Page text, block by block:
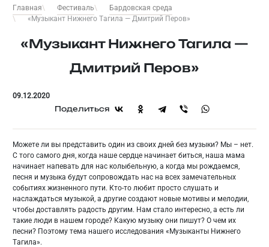
Главная Фестиваль
Бардовская среда
«Музыкант Нижнего Тагила — Дмитрий Перов»
«Музыкант Нижнего Тагила —
Дмитрий Перов»
09.12.2020
Поделиться
Можете ли вы представить один из своих дней без музыки? Мы – нет.
С того самого дня, когда наше сердце начинает биться, наша мама
начинает напевать для нас колыбельную, а когда мы рождаемся,
песня и музыка будут сопровождать нас на всех замечательных
событиях жизненного пути. Кто-то любит просто слушать и
наслаждаться музыкой, а другие создают новые мотивы и мелодии,
чтобы доставлять радость другим. Нам стало интересно, а есть ли
такие люди в нашем городе? Какую музыку они пишут? О чем их
песни? Поэтому тема нашего исследования «Музыканты Нижнего
Тагила».